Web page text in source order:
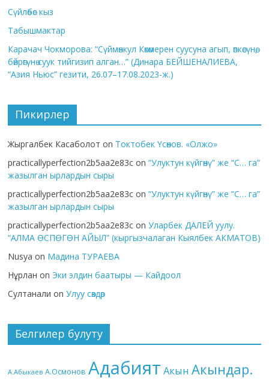
Сүйлөбөс кыз
Табышмактар
Карачач Чокморова: “Сүймөнкул Көкөмерен суусуна агып, өпкөсүнө,
бөйрөгүнө суук тийгизип алган…” (Динара БЕЙШЕНАЛИЕВА,
“Азия Ньюс” гезити, 26.07–17.08.2023-ж.)
Пикирлер
Жыргалбек Касаболот on Токтобек Үсөнов. «Олжо»
practicallyperfection2b5aa2e83c on“Улуктун күйгөнү” же “С… га”
жазылган ырлардын сыры
practicallyperfection2b5aa2e83c on“Улуктун күйгөнү” же “С… га”
жазылган ырлардын сыры
practicallyperfection2b5aa2e83c onУларбек ДАЛЕЙ уулу.
“АЛМА ӨСПӨГӨН АЙЫЛ” (кыргызчалаган Кыялбек АКМАТОВ)
Nusya on Мадина ТУРАЕВА
Нұрлан on Эки элдин баатыры — Кайдоол
Султанали onУлуу сөздөр
Белгилер булуту
А.Абыкаев А.Осмонов Адабият Акын Акындар.